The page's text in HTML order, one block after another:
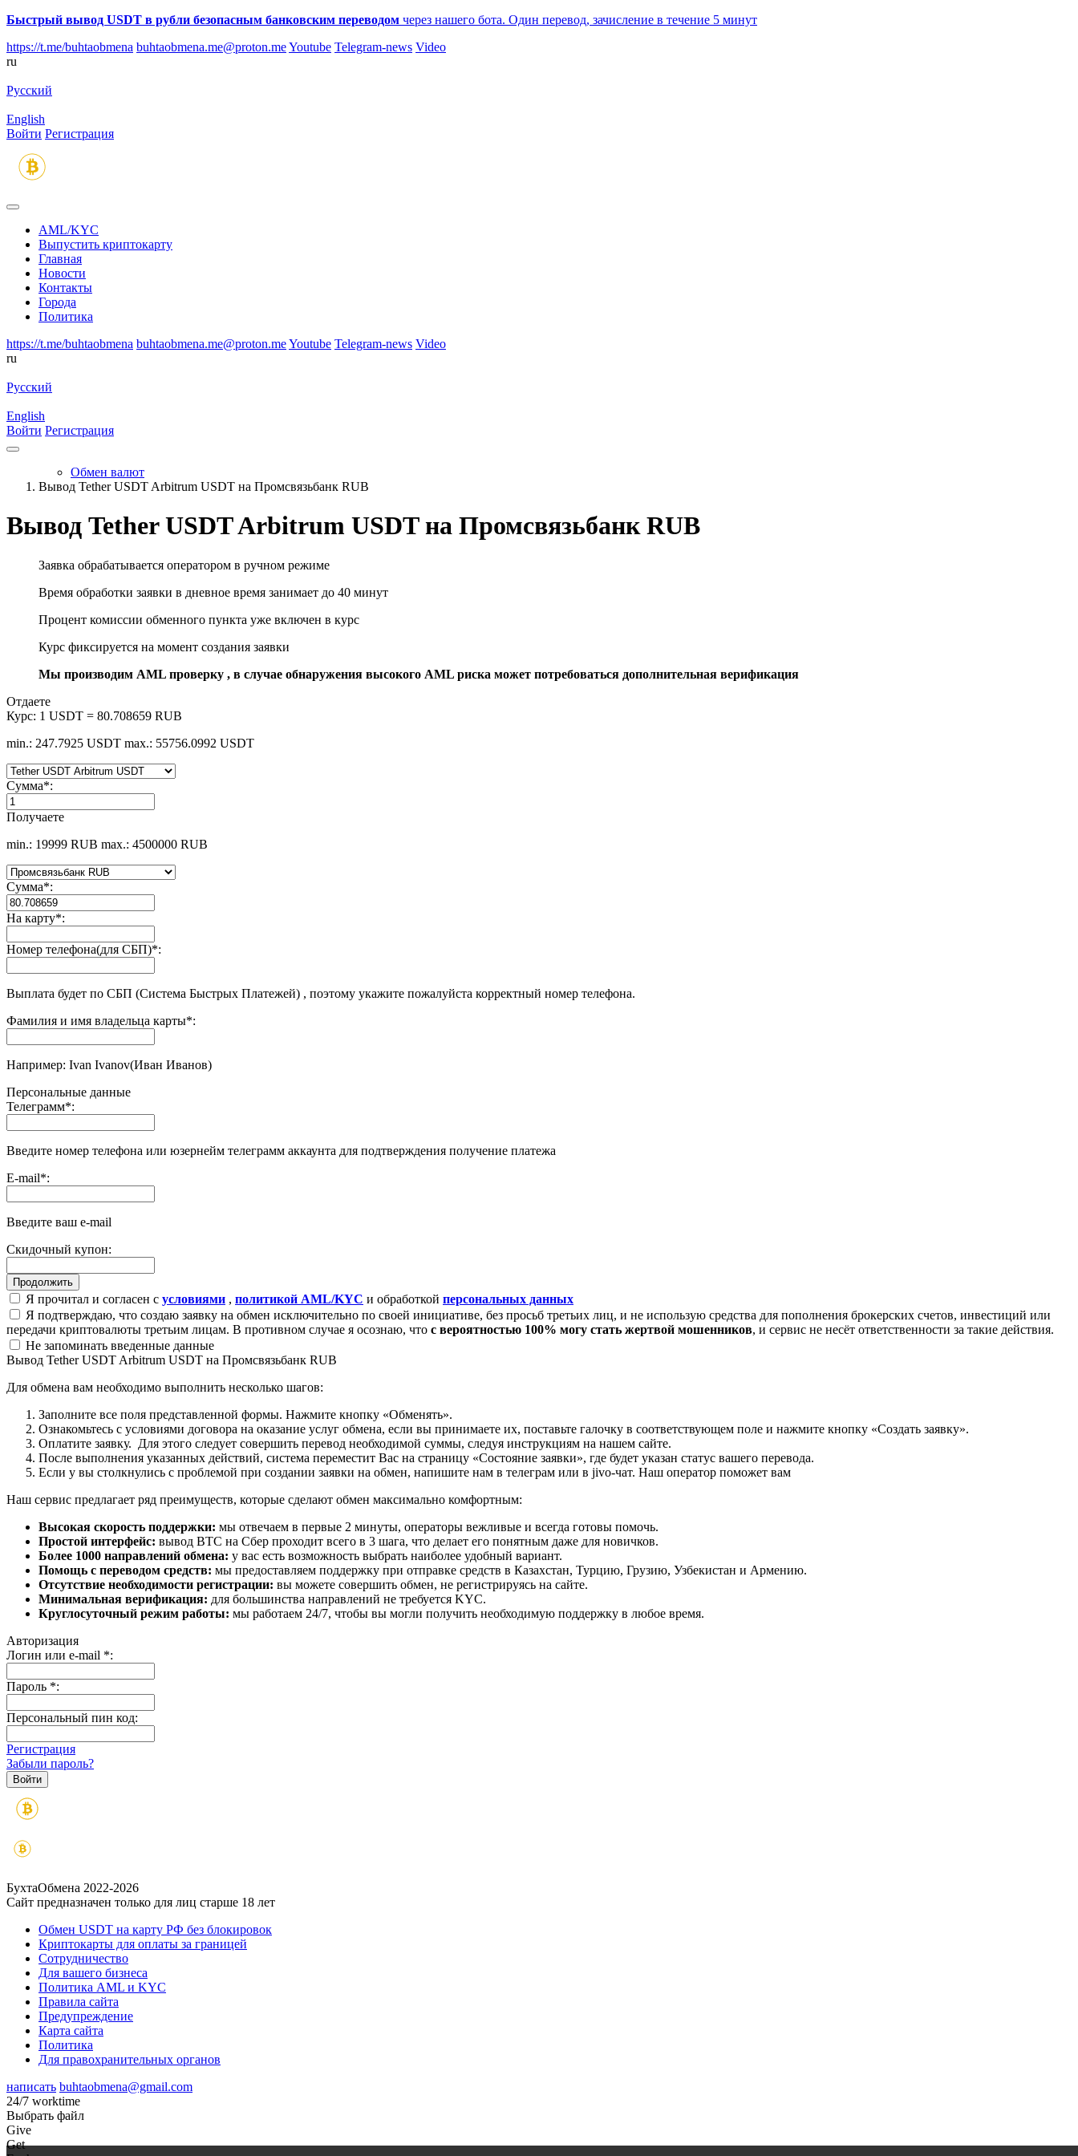
Быстрый вывод USDT в рубли безопасным банковским переводом через нашего бота. Один перевод, зачисление в течение 5 минут
https://t.me/buhtaobmena buhtaobmena.me@proton.meYoutube Telegram-news Video
ru
Русский
English
Войти Регистрация
AML/KYC
Выпустить криптокарту
Главная
Новости
Контакты
Города
Политика
https://t.me/buhtaobmena buhtaobmena.me@proton.meYoutube Telegram-news Video
ru
Русский
English
Войти Регистрация
Обмен валют
Вывод Tether USDT Arbitrum USDT на Промсвязьбанк RUB
Вывод Tether USDT Arbitrum USDT на Промсвязьбанк RUB
Заявка обрабатывается оператором в ручном режиме
Время обработки заявки в дневное время занимает до 40 минут
Процент комиссии обменного пункта уже включен в курс
Курс фиксируется на момент создания заявки
Мы производим AML проверку , в случае обнаружения высокого AML риска может потребоваться дополнительная верификация
Отдаете
Курс: 1 USDT = 80.708659 RUB
min.: 247.7925 USDT max.: 55756.0992 USDT
Сумма*:
Получаете
min.: 19999 RUB max.: 4500000 RUB
Сумма*:
На карту*:
Номер телефона(для СБП)*:
Выплата будет по СБП (Система Быстрых Платежей) , поэтому укажите пожалуйста корректный номер телефона.
Фамилия и имя владельца карты*:
Например: Ivan Ivanov(Иван Иванов)
Персональные данные
Телеграмм*:
Введите номер телефона или юзернейм телеграмм аккаунта для подтверждения получение платежа
E-mail*:
Введите ваш e-mail
Скидочный купон:
Я прочитал и согласен с условиями , политикой AML/KYC и обработкой персональных данных
Я подтверждаю, что создаю заявку на обмен исключительно по своей инициативе, без просьб третьих лиц, и не использую средства для пополнения брокерских счетов, инвестиций или
передачи криптовалюты третьим лицам. В противном случае я осознаю, что с вероятностью 100% могу стать жертвой мошенников, и сервис не несёт ответственности за такие действия.
Не запоминать введенные данные
Вывод Tether USDT Arbitrum USDT на Промсвязьбанк RUB
Для обмена вам необходимо выполнить несколько шагов:
Заполните все поля представленной формы. Нажмите кнопку «Обменять».
Ознакомьтесь с условиями договора на оказание услуг обмена, если вы принимаете их, поставьте галочку в соответствующем поле и нажмите кнопку «Создать заявку».
Оплатите заявку. Для этого следует совершить перевод необходимой суммы, следуя инструкциям на нашем сайте.
После выполнения указанных действий, система переместит Вас на страницу «Состояние заявки», где будет указан статус вашего перевода.
Если у вы столкнулись с проблемой при создании заявки на обмен, напишите нам в телеграм или в jivo-чат. Наш оператор поможет вам
Наш сервис предлагает ряд преимуществ, которые сделают обмен максимально комфортным:
Высокая скорость поддержки: мы отвечаем в первые 2 минуты, операторы вежливые и всегда готовы помочь.
Простой интерфейс: вывод BTC на Сбер проходит всего в 3 шага, что делает его понятным даже для новичков.
Более 1000 направлений обмена: у вас есть возможность выбрать наиболее удобный вариант.
Помощь с переводом средств: мы предоставляем поддержку при отправке средств в Казахстан, Турцию, Грузию, Узбекистан и Армению.
Отсутствие необходимости регистрации: вы можете совершить обмен, не регистрируясь на сайте.
Минимальная верификация: для большинства направлений не требуется KYC.
Круглосуточный режим работы: мы работаем 24/7, чтобы вы могли получить необходимую поддержку в любое время.
Авторизация
Логин или e-mail *:
Пароль *:
Персональный пин код:
Регистрация
Забыли пароль?
БухтаОбмена 2022-2026
Сайт предназначен только для лиц старше 18 лет
Обмен USDT на карту РФ без блокировок
Криптокарты для оплаты за границей
Сотрудничество
Для вашего бизнеса
Политика AML и KYC
Правила сайта
Предупреждение
Карта сайта
Политика
Для правохранительных органов
написать buhtaobmena@gmail.com
24/7 worktime
Выбрать файл
Give
Get